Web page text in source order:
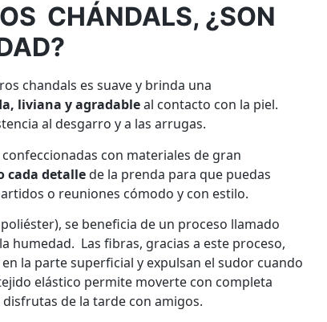
CHÁNDALS, ¿SON
chandals es suave y brinda una
liviana y agradableal contacto con la piel.
al desgarro y a las arrugas.
con materiales de gran
cada detallede la prenda para que puedas
o reuniones cómodo y con estilo.
poliéster), se beneficia de un proceso llamado
humedad. Las fibras, gracias a este proceso,
la parte superficial y expulsan el sudor cuando
elástico permite moverte con completa
de la tarde con amigos.